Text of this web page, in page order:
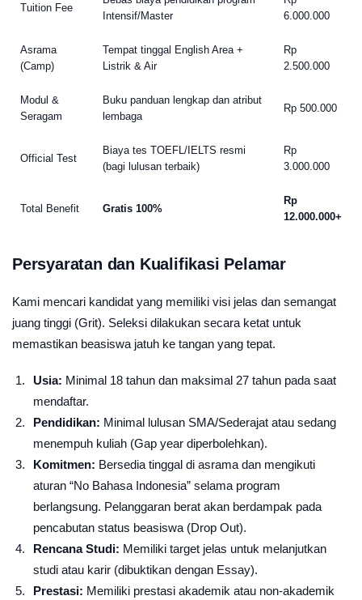
Tuition Fee
Intensif/Master
6.000.000
Asrama
(Camp)
Tempat tinggal English Area +
Listrik & Air
Rp
2.500.000
Modul &
Seragam
Buku panduan lengkap dan atribut
lembaga
Rp 500.000
Official Test
Biaya tes TOEFL/IELTS resmi
(bagi lulusan terbaik)
Rp
3.000.000
Total Benefit Gratis 100%
Rp
12.000.000+
Persyaratan dan Kualifikasi Pelamar
Kami mencari kandidat yang memiliki visi jelas dan semangat
juang tinggi (Grit). Seleksi dilakukan secara ketat untuk
memastikan beasiswa jatuh ke tangan yang tepat.
Usia: Minimal 18 tahun dan maksimal 27 tahun pada saat
mendaftar.
Pendidikan: Minimal lulusan SMA/Sederajat atau sedang
menempuh kuliah (Gap year diperbolehkan).
Komitmen: Bersedia tinggal di asrama dan mengikuti
aturan “No Bahasa Indonesia” selama program
berlangsung. Pelanggaran berat akan berdampak pada
pencabutan status beasiswa (Drop Out).
Rencana Studi: Memiliki target jelas untuk melanjutkan
studi atau karir (dibuktikan dengan Essay).
Prestasi: Memiliki prestasi akademik atau non-akademik